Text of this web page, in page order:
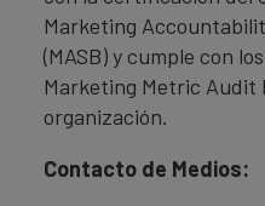
Marketing
(MASB) y cumple con
Marketing Metric Audit
organización.
Contacto de Medios: